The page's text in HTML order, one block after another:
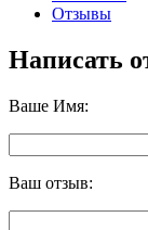
Отзывы
Написать
Ваше Имя:
Ваш отзыв: